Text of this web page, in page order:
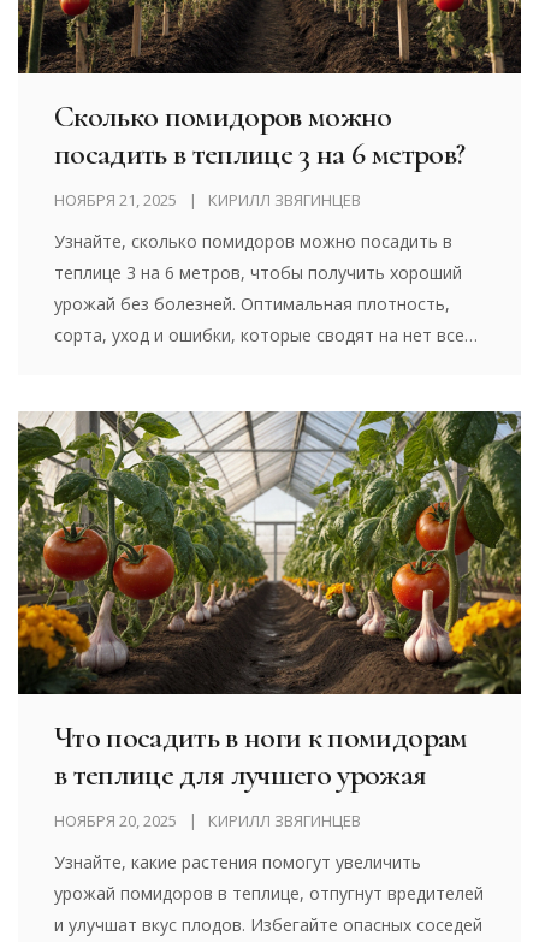
Сколько помидоров можно
посадить в теплице 3 на 6 метров?
НОЯБРЯ 21, 2025 КИРИЛЛ ЗВЯГИНЦЕВ
Узнайте, сколько помидоров можно посадить в
теплице 3 на 6 метров, чтобы получить хороший
урожай без болезней. Оптимальная плотность,
сорта, уход и ошибки, которые сводят на нет все
Что посадить в ноги к помидорам
в теплице для лучшего урожая
НОЯБРЯ 20, 2025 КИРИЛЛ ЗВЯГИНЦЕВ
Узнайте, какие растения помогут увеличить
урожай помидоров в теплице, отпугнут вредителей
и улучшат вкус плодов. Избегайте опасных соседей